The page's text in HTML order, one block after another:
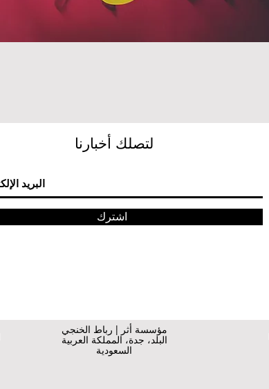
لتصلك أخبارنا
اشترك
مؤسسة أثر | رباط الخنجي
البلد، جدة، المملكة العربية
السعودية